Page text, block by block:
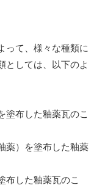
って、様々な種類に
としては、以下のよ
塗布した釉薬瓦のこ
薬）を塗布した釉薬
布した釉薬瓦のこ